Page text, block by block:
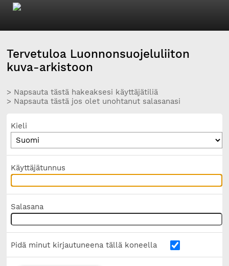
Tervetuloa Luonnonsuojeluliiton
kuva-arkistoon
> Napsauta tästä hakeaksesi käyttäjätiliä
> Napsauta tästä jos olet unohtanut salasanasi
Kieli
Käyttäjätunnus
Salasana
Pidä minut kirjautuneena tällä koneella